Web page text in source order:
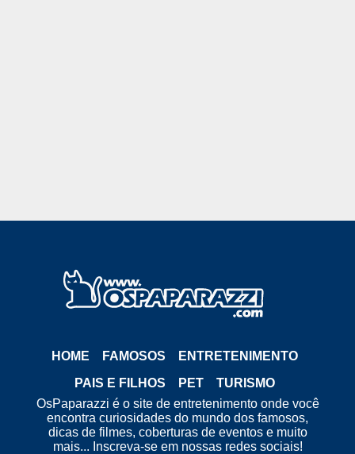
HOME FAMOSOS
ENTRETENIMENTO
PAIS E FILHOS
PET
TURISMO
OsPaparazzi é o site de entretenimento onde você
encontra curiosidades do mundo dos famosos,
dicas de filmes, coberturas de eventos e muito
mais... Inscreva-se em nossas redes sociais!